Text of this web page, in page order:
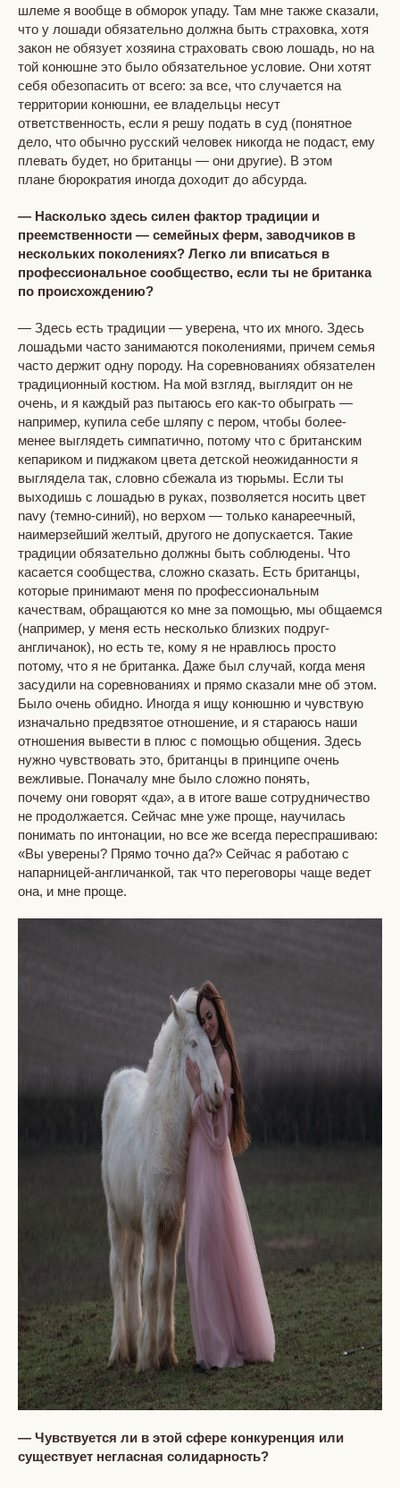
шлеме я вообще в обморок упаду. Там мне также сказали,
что у лошади обязательно должна быть страховка, хотя
закон не обязует хозяина страховать свою лошадь, но на
той конюшне это было обязательное условие. Они хотят
себя обезопасить от всего: за все, что случается на
территории конюшни, ее владельцы несут
ответственность, если я решу подать в суд (понятное
дело, что обычно русский человек никогда не подаст, ему
плевать будет, но британцы — они другие). В этом
плане бюрократия иногда доходит до абсурда.
— Насколько здесь силен фактор традиции и
преемственности — семейных ферм, заводчиков в
нескольких поколениях? Легко ли вписаться в
профессиональное сообщество, если ты не британка
по происхождению?
— Здесь есть традиции — уверена, что их много. Здесь
лошадьми часто занимаются поколениями, причем семья
часто держит одну породу. На соревнованиях обязателен
традиционный костюм. На мой взгляд, выглядит он не
очень, и я каждый раз пытаюсь его как-то обыграть —
например, купила себе шляпу с пером, чтобы более-
менее выглядеть симпатично, потому что с британским
кепариком и пиджаком цвета детской неожиданности я
выглядела так, словно сбежала из тюрьмы. Если ты
выходишь с лошадью в руках, позволяется носить цвет
navy (темно-синий), но верхом — только канареечный,
наимерзейший желтый, другого не допускается. Такие
традиции обязательно должны быть соблюдены. Что
касается сообщества, сложно сказать. Есть британцы,
которые принимают меня по профессиональным
качествам, обращаются ко мне за помощью, мы общаемся
(например, у меня есть несколько близких подруг-
англичанок), но есть те, кому я не нравлюсь просто
потому, что я не британка. Даже был случай, когда меня
засудили на соревнованиях и прямо сказали мне об этом.
Было очень обидно. Иногда я ищу конюшню и чувствую
изначально предвзятое отношение, и я стараюсь наши
отношения вывести в плюс с помощью общения. Здесь
нужно чувствовать это, британцы в принципе очень
вежливые. Поначалу мне было сложно понять,
почему они говорят «да», а в итоге ваше сотрудничество
не продолжается. Сейчас мне уже проще, научилась
понимать по интонации, но все же всегда переспрашиваю:
«Вы уверены? Прямо точно да?» Сейчас я работаю с
напарницей-англичанкой, так что переговоры чаще ведет
она, и мне проще.
— Чувствуется ли в этой сфере конкуренция или
существует негласная солидарность?